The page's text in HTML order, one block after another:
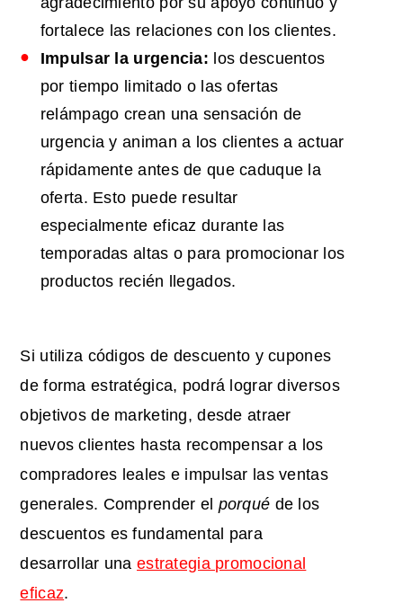
fortalece las relaciones con los clientes.
Impulsar la urgencia: los descuentos
por tiempo limitado o las ofertas
relámpago crean una sensación de
urgencia y animan a los clientes a actuar
rápidamente antes de que caduque la
oferta. Esto puede resultar
especialmente eficaz durante las
temporadas altas o para promocionar los
productos recién llegados.
Si utiliza códigos de descuento y cupones
de forma estratégica, podrá lograr diversos
objetivos de marketing, desde atraer
nuevos clientes hasta recompensar a los
compradores leales e impulsar las ventas
generales. Comprender el porqué de los
descuentos es fundamental para
desarrollar unaestrategia promocional
eficaz.